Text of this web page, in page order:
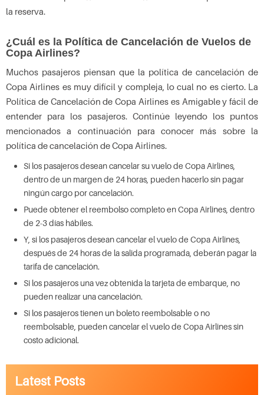
la reserva.
¿Cuál es la Política de Cancelación de Vuelos de
Copa Airlines?
Muchos pasajeros piensan que la política de cancelación de
Copa Airlines es muy difícil y compleja, lo cual no es cierto. La
Política de Cancelación de Copa Airlines es Amigable y fácil de
entender para los pasajeros. Continúe leyendo los puntos
mencionados a continuación para conocer más sobre la
política de cancelación de Copa Airlines.
Si los pasajeros desean cancelar su vuelo de Copa Airlines,
dentro de un margen de 24 horas, pueden hacerlo sin pagar
ningún cargo por cancelación.
Puede obtener el reembolso completo en Copa Airlines, dentro
de 2-3 días hábiles.
Y, si los pasajeros desean cancelar el vuelo de Copa Airlines,
después de 24 horas de la salida programada, deberán pagar la
tarifa de cancelación.
Si los pasajeros una vez obtenida la tarjeta de embarque, no
pueden realizar una cancelación.
Si los pasajeros tienen un boleto reembolsable o no
reembolsable, pueden cancelar el vuelo de Copa Airlines sin
costo adicional.
Latest Posts